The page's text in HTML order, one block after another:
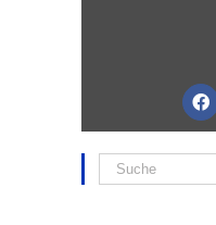
Suche
nach: